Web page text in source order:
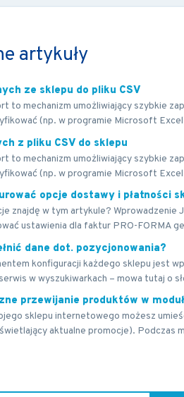
artykuły
ze sklepu do pliku CSV
to mechanizm umożliwiający szybkie
(np. w programie Microsoft
z pliku CSV do sklepu
to mechanizm umożliwiający szybkie
(np. w programie Microsoft
opcje dostawy i płatności
znajdę w tym artykule?
ustawienia dla faktur PRO-FORMA
dane dot. pozycjonowania?
konfiguracji każdego sklepu jest
w wyszukiwarkach – mowa tutaj o
przewijanie produktów w
sklepu internetowego możesz
aktualne promocje). Podczas